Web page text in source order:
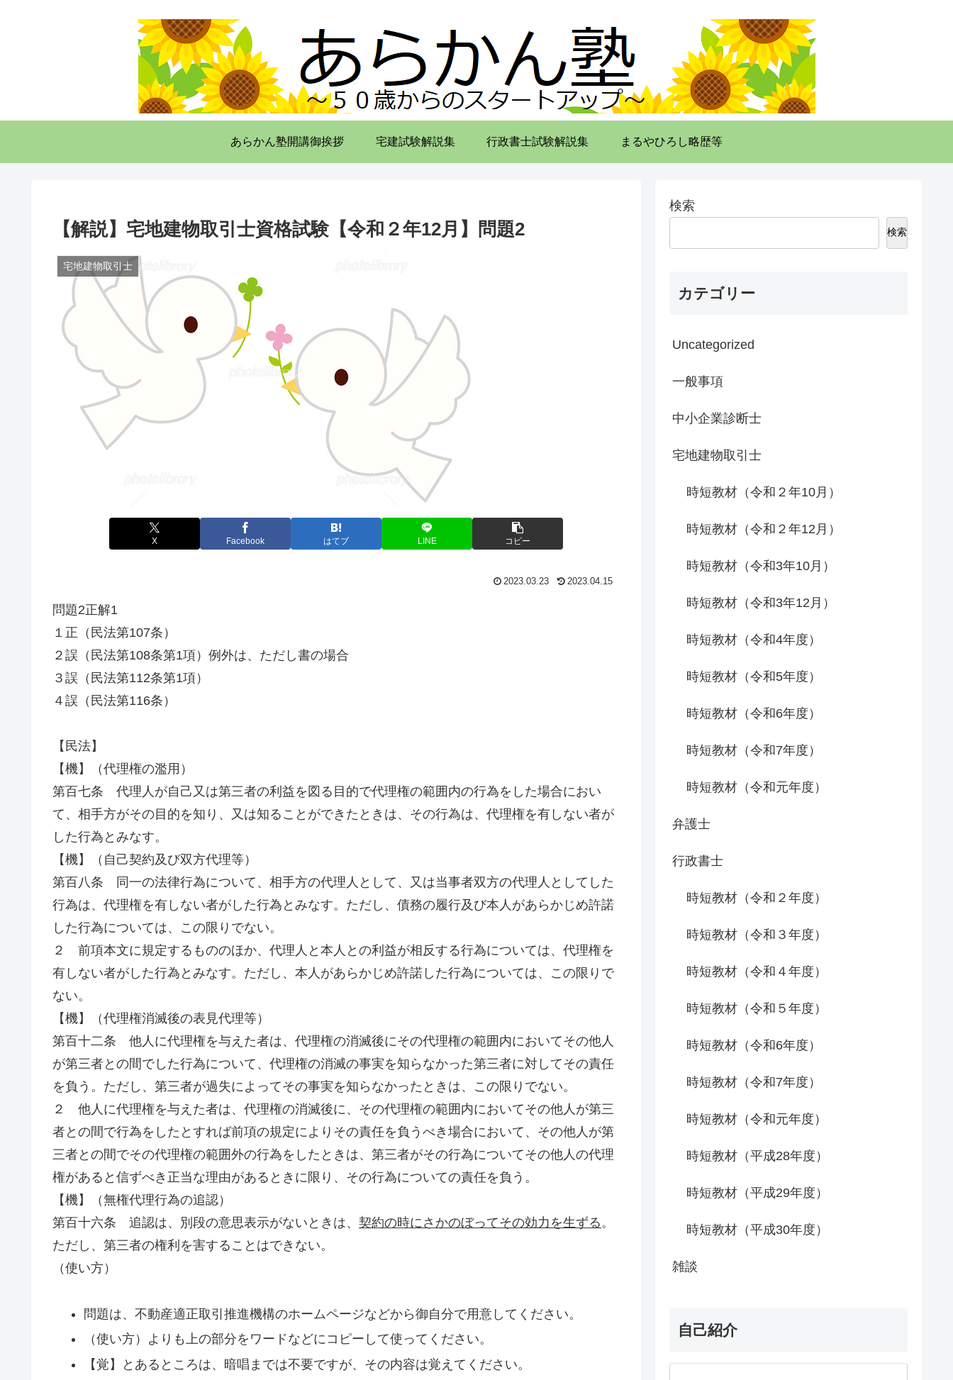
あらかん塾開講御挨拶 宅建試験解説集 行政書士試験解説集 まるやひろし略歴等
【解説】宅地建物取引士資格試験【令和２年12月】問題2
宅地建物取引士
X Facebook はてブ LINE コピー
2023.03.23 2023.04.15
問題2正解1
１正（民法第107条）
２誤（民法第108条第1項）例外は、ただし書の場合
３誤（民法第112条第1項）
４誤（民法第116条）
【民法】
【機】（代理権の濫用）
第百七条 代理人が自己又は第三者の利益を図る目的で代理権の範囲内の行為をした場合におい
て、相手方がその目的を知り、又は知ることができたときは、その行為は、代理権を有しない者が
した行為とみなす。
【機】（自己契約及び双方代理等）
第百八条 同一の法律行為について、相手方の代理人として、又は当事者双方の代理人としてした
行為は、代理権を有しない者がした行為とみなす。ただし、債務の履行及び本人があらかじめ許諾
した行為については、この限りでない。
２ 前項本文に規定するもののほか、代理人と本人との利益が相反する行為については、代理権を
有しない者がした行為とみなす。ただし、本人があらかじめ許諾した行為については、この限りで
ない。
【機】（代理権消滅後の表見代理等）
第百十二条 他人に代理権を与えた者は、代理権の消滅後にその代理権の範囲内においてその他人
が第三者との間でした行為について、代理権の消滅の事実を知らなかった第三者に対してその責任
を負う。ただし、第三者が過失によってその事実を知らなかったときは、この限りでない。
２ 他人に代理権を与えた者は、代理権の消滅後に、その代理権の範囲内においてその他人が第三
者との間で行為をしたとすれば前項の規定によりその責任を負うべき場合において、その他人が第
三者との間でその代理権の範囲外の行為をしたときは、第三者がその行為についてその他人の代理
権があると信ずべき正当な理由があるときに限り、その行為についての責任を負う。
【機】（無権代理行為の追認）
第百十六条 追認は、別段の意思表示がないときは、 契約の時にさかのぼってその効力を生ずる。
ただし、第三者の権利を害することはできない。
（使い方）
問題は、不動産適正取引推進機構のホームページなどから御自分で用意してください。
（使い方）よりも上の部分をワードなどにコピーして使ってください。
【覚】とあるところは、暗唱までは不要ですが、その内容は覚えてください。
検索
検索
カテゴリー
Uncategorized
一般事項
中小企業診断士
宅地建物取引士
時短教材（令和２年10月）
時短教材（令和２年12月）
時短教材（令和3年10月）
時短教材（令和3年12月）
時短教材（令和4年度）
時短教材（令和5年度）
時短教材（令和6年度）
時短教材（令和7年度）
時短教材（令和元年度）
弁護士
行政書士
時短教材（令和２年度）
時短教材（令和３年度）
時短教材（令和４年度）
時短教材（令和５年度）
時短教材（令和6年度）
時短教材（令和7年度）
時短教材（令和元年度）
時短教材（平成28年度）
時短教材（平成29年度）
時短教材（平成30年度）
雑談
自己紹介